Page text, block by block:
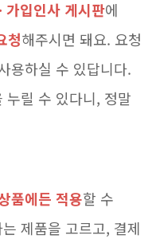
가입인사 게시판에
청해주시면 돼요. 요청
용하실 수 있답니다.
누릴 수 있다니, 정말
품에든 적용할 수
제품을 고르고, 결제